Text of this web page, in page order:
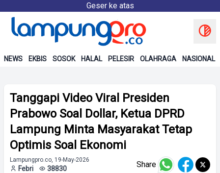
Geser ke atas
NEWS EKBIS SOSOK HALAL PELESIR OLAHRAGA NASIONAL
Tanggapi Video Viral Presiden
Prabowo Soal Dollar, Ketua DPRD
Lampung Minta Masyarakat Tetap
Optimis Soal Ekonomi
Lampungpro.co, 19-May-2026
Febri 38830 Share